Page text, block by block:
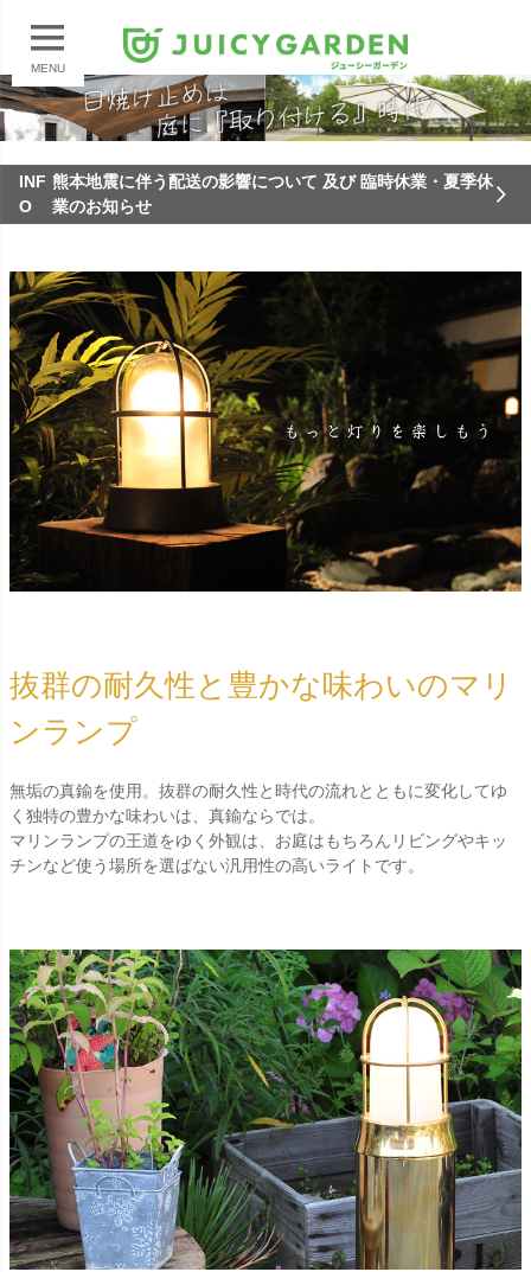
MENU
INF
O
熊本地震に伴う配送の影響について 及び 臨時休業・夏季休
業のお知らせ
抜群の耐久性と豊かな味わいのマリ
ンランプ
無垢の真鍮を使用。抜群の耐久性と時代の流れとともに変化してゆ
く独特の豊かな味わいは、真鍮ならでは。
マリンランプの王道をゆく外観は、お庭はもちろんリビングやキッ
チンなど使う場所を選ばない汎用性の高いライトです。